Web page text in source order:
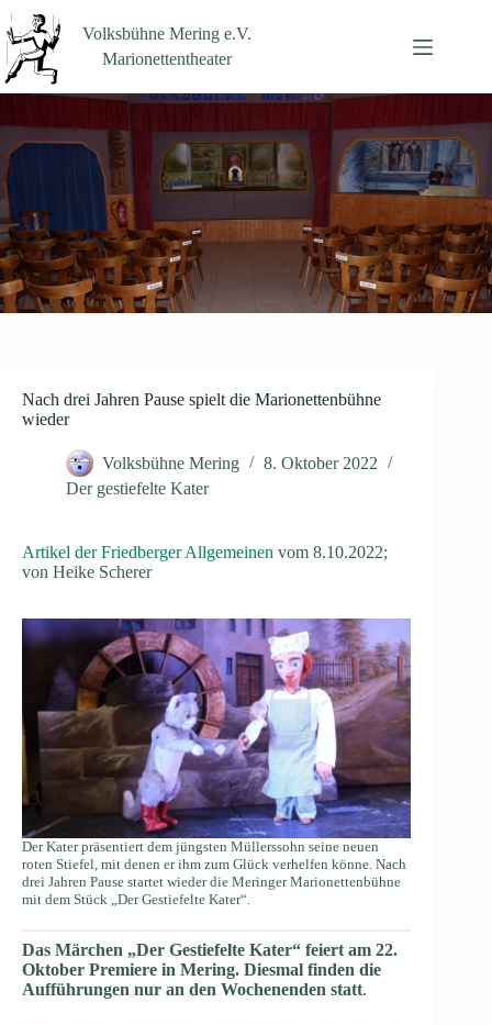
Inhalt
springen
Volksbühne Mering e.V.
Marionettentheater
Nach drei Jahren Pause spielt die Marionettenbühne
wieder
Volksbühne Mering
8. Oktober 2022
Der gestiefelte Kater
Artikel der Friedberger Allgemeinen vom 8.10.2022;
von Heike Scherer
Der Kater präsentiert dem jüngsten Müllerssohn seine neuen
roten Stiefel, mit denen er ihm zum Glück verhelfen könne. Nach
drei Jahren Pause startet wieder die Meringer Marionettenbühne
mit dem Stück „Der Gestiefelte Kater“.
Das Märchen „Der Gestiefelte Kater“ feiert am 22.
Oktober Premiere in Mering. Diesmal finden die
Aufführungen nur an den Wochenenden statt.